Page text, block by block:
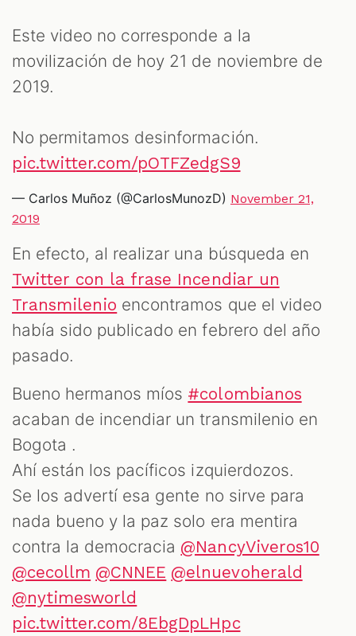
Este video no corresponde a la
movilización de hoy 21 de noviembre de
2019.
No permitamos desinformación.
pic.twitter.com/pOTFZedgS9
— Carlos Muñoz (@CarlosMunozD) November 21,
2019
En efecto, al realizar una búsqueda en
Twitter con la frase Incendiar un
Transmilenio encontramos que el video
había sido publicado en febrero del año
pasado.
Bueno hermanos míos #colombianos
acaban de incendiar un transmilenio en
Bogota .
Ahí están los pacíficos izquierdozos.
Se los advertí esa gente no sirve para
nada bueno y la paz solo era mentira
contra la democracia @NancyViveros10
@cecollm @CNNEE @elnuevoherald
@nytimesworld
pic.twitter.com/8EbgDpLHpc